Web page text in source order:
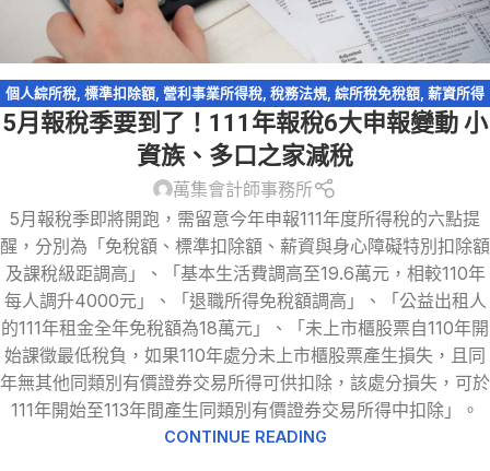
個人綜所稅 標準扣除額 營利事業所得稅 稅務法規 綜所稅免稅額 薪資所得
特別扣除額
5月報稅季要到了！111年報稅6大申報變動 小
資族、多口之家減稅
萬集會計師事務所
5月報稅季即將開跑，需留意今年申報111年度所得稅的六點提
醒，分別為「免稅額、標準扣除額、薪資與身心障礙特別扣除額
及課稅級距調高」、「基本生活費調高至19.6萬元，相較110年
每人調升4000元」、「退職所得免稅額調高」、「公益出租人
的111年租金全年免稅額為18萬元」、「未上市櫃股票自110年開
始課徵最低稅負，如果110年處分未上市櫃股票產生損失，且同
年無其他同類別有價證券交易所得可供扣除，該處分損失，可於
111年開始至113年間產生同類別有價證券交易所得中扣除」。
CONTINUE READING